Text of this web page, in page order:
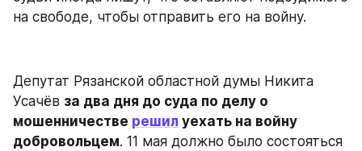
на свободе, чтобы отправить его на войну.
Депутат Рязанской областной думы Никита
Усачёв за два дня до суда по делу о
мошенничестве решил уехать на войну
добровольцем. 11 мая должно было состояться